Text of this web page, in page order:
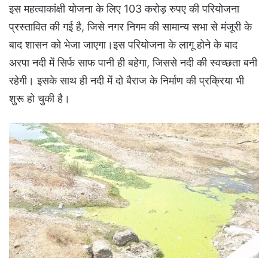
इस महत्वाकांक्षी योजना के लिए 103 करोड़ रुपए की परियोजना
प्रस्तावित की गई है, जिसे नगर निगम की सामान्य सभा से मंजूरी के
बाद शासन को भेजा जाएगा।इस परियोजना के लागू होने के बाद
अरपा नदी में सिर्फ साफ पानी ही बहेगा, जिससे नदी की स्वच्छता बनी
रहेगी। इसके साथ ही नदी में दो बैराज के निर्माण की प्रक्रिया भी
शुरू हो चुकी है।